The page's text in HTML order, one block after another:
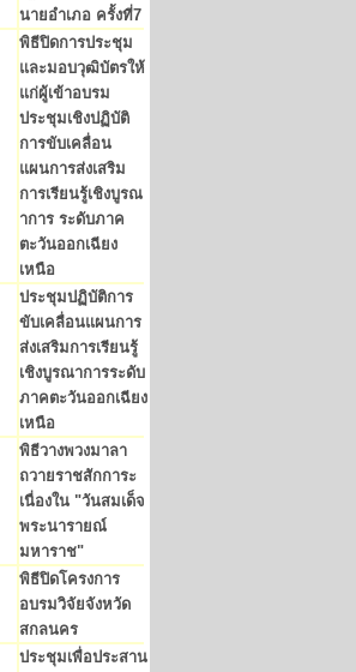
นายอำเภอ ครั้งที่7
พิธีปิดการประชุม
และมอบวุฒิบัตรให้
แก่ผู้เข้าอบรม
ประชุมเชิงปฏิบัติ
การขับเคลื่อน
แผนการส่งเสริม
การเรียนรู้เชิงบูรณ
าการ ระดับภาค
ตะวันออกเฉียง
เหนือ
ประชุมปฏิบัติการ
ขับเคลื่อนแผนการ
ส่งเสริมการเรียนรู้
เชิงบูรณาการระดับ
ภาคตะวันออกเฉียง
เหนือ
พิธีวางพวงมาลา
ถวายราชสักการะ
เนื่องใน "วันสมเด็จ
พระนารายณ์
มหาราช"
พิธีปิดโครงการ
อบรมวิจัยจังหวัด
สกลนคร
ประชุมเพื่อประสาน